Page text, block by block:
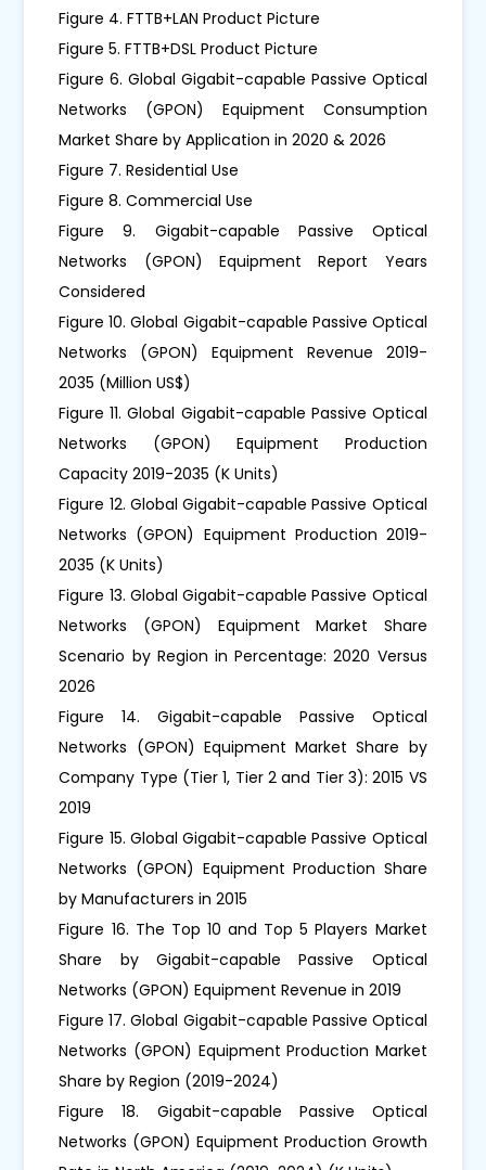
Figure 4. FTTB+LAN Product Picture
Figure 5. FTTB+DSL Product Picture
Figure 6. Global Gigabit-capable Passive Optical
Networks (GPON) Equipment Consumption
Market Share by Application in 2020 & 2026
Figure 7. Residential Use
Figure 8. Commercial Use
Figure 9. Gigabit-capable Passive Optical
Networks (GPON) Equipment Report Years
Considered
Figure 10. Global Gigabit-capable Passive Optical
Networks (GPON) Equipment Revenue 2019-
2035 (Million US$)
Figure 11. Global Gigabit-capable Passive Optical
Networks (GPON) Equipment Production
Capacity 2019-2035 (K Units)
Figure 12. Global Gigabit-capable Passive Optical
Networks (GPON) Equipment Production 2019-
2035 (K Units)
Figure 13. Global Gigabit-capable Passive Optical
Networks (GPON) Equipment Market Share
Scenario by Region in Percentage: 2020 Versus
2026
Figure 14. Gigabit-capable Passive Optical
Networks (GPON) Equipment Market Share by
Company Type (Tier 1, Tier 2 and Tier 3): 2015 VS
2019
Figure 15. Global Gigabit-capable Passive Optical
Networks (GPON) Equipment Production Share
by Manufacturers in 2015
Figure 16. The Top 10 and Top 5 Players Market
Share by Gigabit-capable Passive Optical
Networks (GPON) Equipment Revenue in 2019
Figure 17. Global Gigabit-capable Passive Optical
Networks (GPON) Equipment Production Market
Share by Region (2019-2024)
Figure 18. Gigabit-capable Passive Optical
Networks (GPON) Equipment Production Growth